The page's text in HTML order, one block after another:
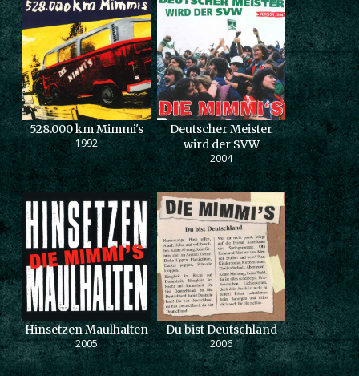
528.000 km Mimmi's
1992
Deutscher Meister
wird der SVW
2004
Hinsetzen Maulhalten
2005
Du bist Deutschland
2006